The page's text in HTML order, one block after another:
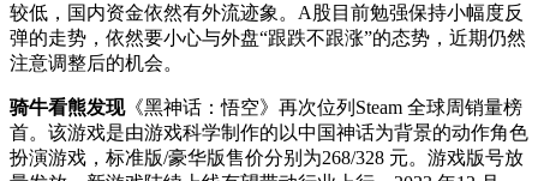
较低，国内资金依然有外流迹象。A股目前勉强保持小幅度反
弹的走势，依然要小心与外盘“跟跌不跟涨”的态势，近期仍然
注意调整后的机会。
骑牛看熊发现《黑神话：悟空》再次位列Steam 全球周销量榜
首。该游戏是由游戏科学制作的以中国神话为背景的动作角色
扮演游戏，标准版/豪华版售价分别为268/328 元。游戏版号放